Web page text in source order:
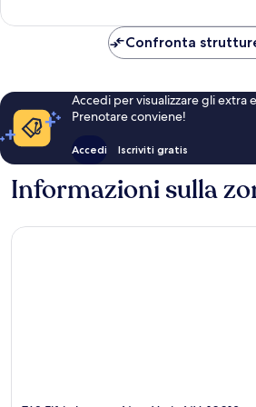
Confronta
Accedi per visualizzare gli extra
Prenotare conviene!
Accedi Iscriviti gratis
Informazioni sulla